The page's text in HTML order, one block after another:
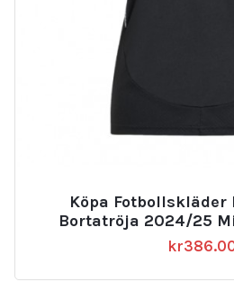
Köpa Fotbollskläder
Bortatröja 2024/25
kr